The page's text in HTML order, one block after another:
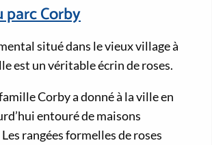
parc Corby
situé dans le vieux village à
est un véritable écrin de roses.
Corby a donné à la ville en
entouré de maisons
rangées formelles de roses